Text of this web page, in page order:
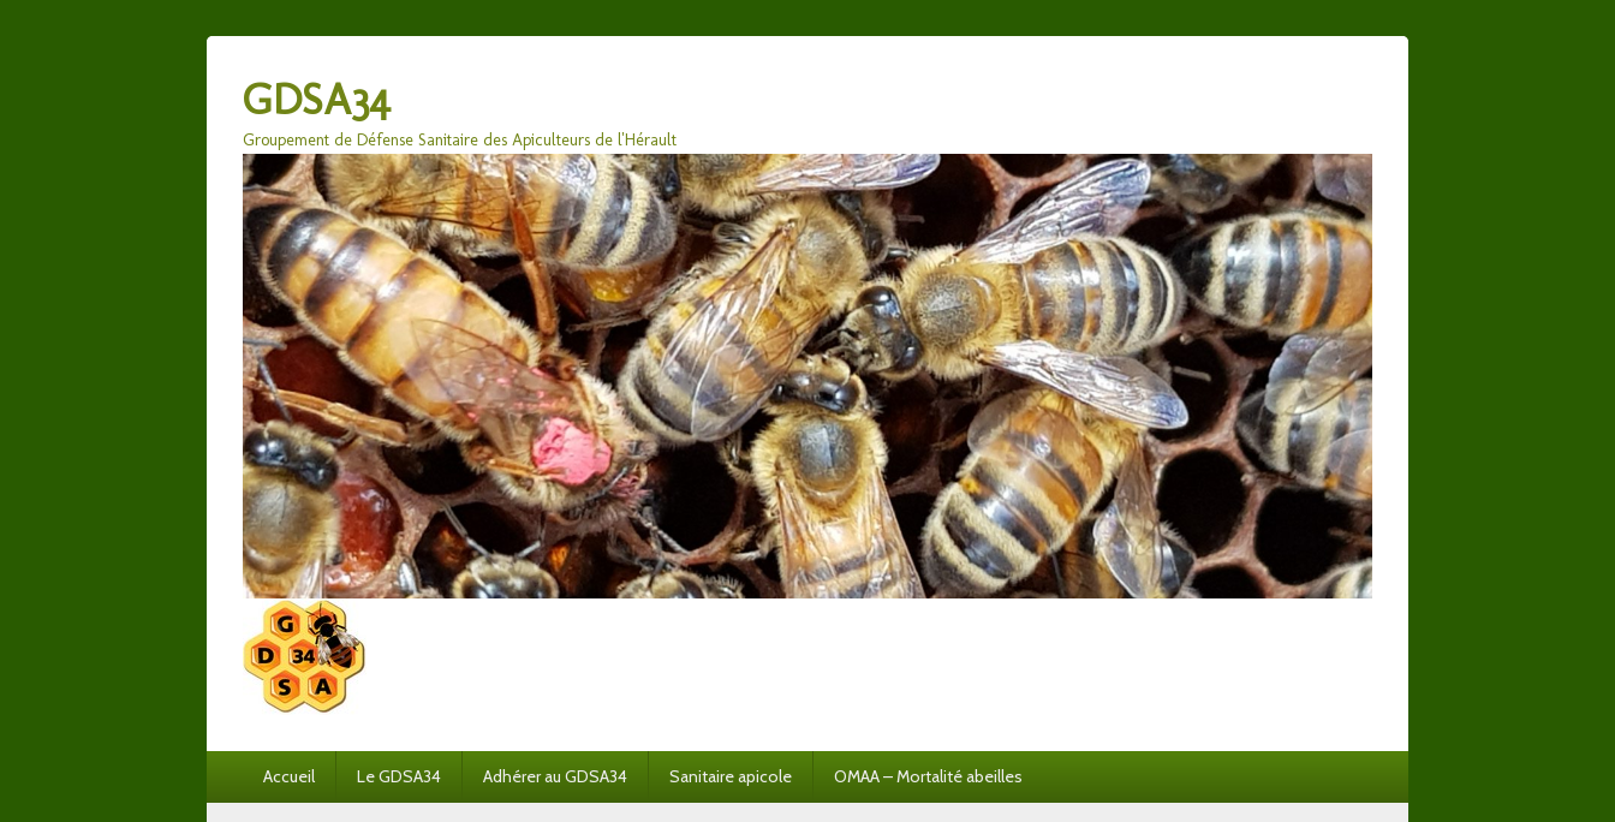
GDSA34
Groupement de Défense Sanitaire des Apiculteurs de l'Hérault
principal
Accueil Le GDSA34 Adhérer au GDSA34 Sanitaire apicole OMAA – Mortalité abeilles